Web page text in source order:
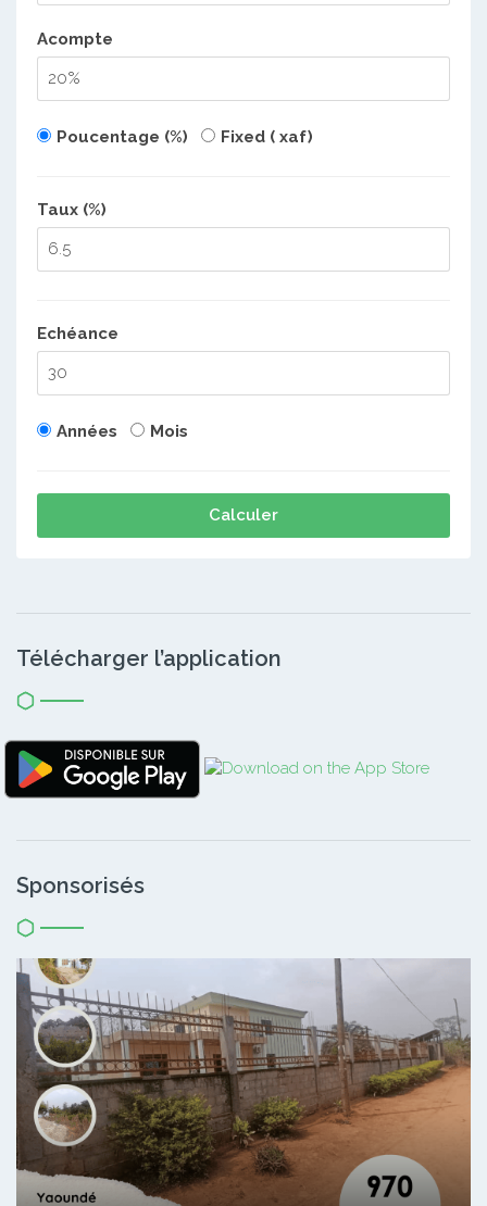
Acompte
Poucentage (%) Fixed ( xaf)
Taux (%)
Echéance
Années Mois
Calculer
Télécharger l’application
Sponsorisés